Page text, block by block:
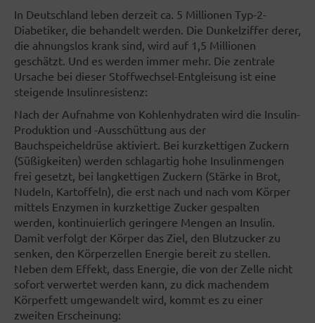
In Deutschland leben derzeit ca. 5 Millionen Typ-2-
Diabetiker, die behandelt werden. Die Dunkelziffer derer,
die ahnungslos krank sind, wird auf 1,5 Millionen
geschätzt. Und es werden immer mehr. Die zentrale
Ursache bei dieser Stoffwechsel-Entgleisung ist eine
steigende Insulinresistenz:
Nach der Aufnahme von Kohlenhydraten wird die Insulin-
Produktion und -Ausschüttung aus der
Bauchspeicheldrüse aktiviert. Bei kurzkettigen Zuckern
(Süßigkeiten) werden schlagartig hohe Insulinmengen
frei gesetzt, bei langkettigen Zuckern (Stärke in Brot,
Nudeln, Kartoffeln), die erst nach und nach vom Körper
mittels Enzymen in kurzkettige Zucker gespalten
werden, kontinuierlich geringere Mengen an Insulin.
Damit verfolgt der Körper das Ziel, den Blutzucker zu
senken, den Körperzellen Energie bereit zu stellen.
Neben dem Effekt, dass Energie, die von der Zelle nicht
sofort verwertet werden kann, zu dick machendem
Körperfett umgewandelt wird, kommt es zu einer
zweiten Erscheinung: